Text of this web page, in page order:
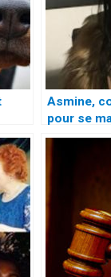
Asmine,
pour se